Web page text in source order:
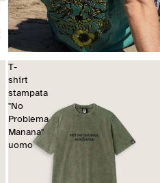
T-
shirt
stampata
"No
Problema
Manana"
uomo